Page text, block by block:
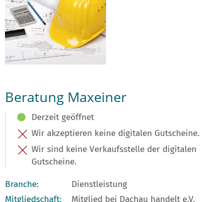
Beratung Maxeiner
Derzeit geöffnet
Wir akzeptieren keine digitalen Gutscheine.
Wir sind keine Verkaufsstelle der digitalen
Gutscheine.
Branche:
Dienstleistung
Mitgliedschaft:
Mitglied bei Dachau handelt e.V.